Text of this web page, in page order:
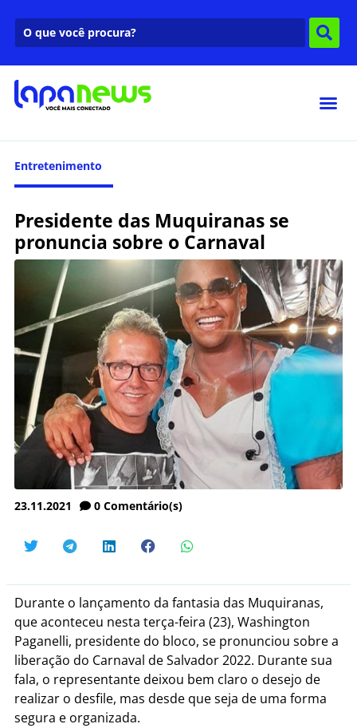
Entretenimento
Presidente das Muquiranas se
pronuncia sobre o Carnaval
23.11.2021 0 Comentário(s)
Durante o lançamento da fantasia das Muquiranas,
que aconteceu nesta terça-feira (23), Washington
Paganelli, presidente do bloco, se pronunciou sobre a
liberação do Carnaval de Salvador 2022. Durante sua
fala, o representante deixou bem claro o desejo de
realizar o desfile, mas desde que seja de uma forma
segura e organizada.